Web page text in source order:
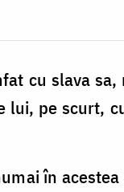
cu slava
pe scurt,
în